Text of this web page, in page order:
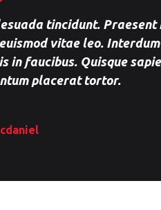
tincidunt. Praesent
vitae leo.
in faucibus. Quisque
placerat tortor.